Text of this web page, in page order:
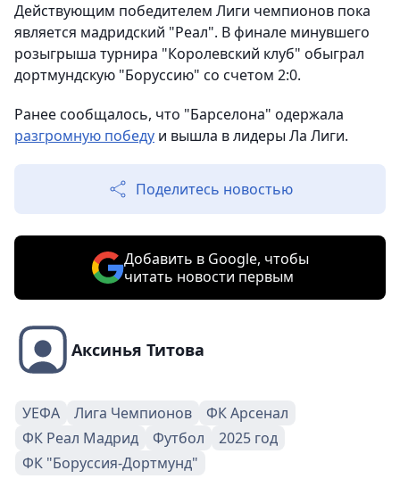
Действующим победителем Лиги чемпионов пока
является мадридский "Реал". В финале минувшего
розыгрыша турнира "Королевский клуб" обыграл
дортмундскую "Боруссию" со счетом 2:0.
Ранее сообщалось, что "Барселона" одержала
разгромную победу и вышла в лидеры Ла Лиги.
Поделитесь новостью
Добавить в Google, чтобы
читать новости первым
Аксинья Титова
УЕФА Лига Чемпионов
ФК Арсенал
ФК Реал Мадрид
Футбол
2025 год
ФК "Боруссия-Дортмунд"